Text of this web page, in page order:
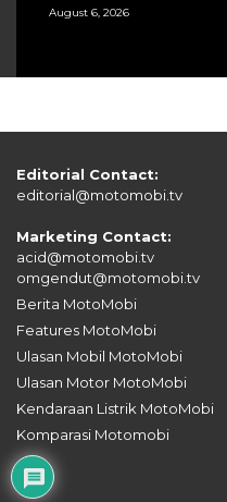
August 6, 2026
Editorial Contact:
editorial@motomobi.tv
Marketing Contact:
acid@motomobi.tv
omgendut@motomobi.tv
Berita MotoMobi
Features MotoMobi
Ulasan Mobil MotoMobi
Ulasan Motor MotoMobi
Kendaraan Listrik MotoMobi
Komparasi Motomobi